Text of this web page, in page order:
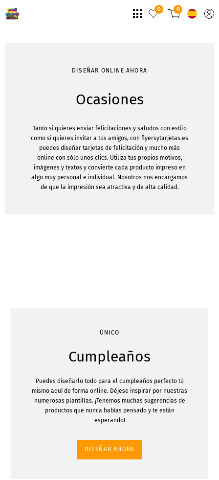
0 0
DISEÑAR ONLINE AHORA
Ocasiones
Tanto si quieres enviar felicitaciones y saludos con estilo
como si quieres invitar a tus amigos, con flyersytarjetas.es
puedes diseñar tarjetas de felicitación y mucho más
online con sólo unos clics. Utiliza tus propios motivos,
imágenes y textos y convierte cada producto impreso en
algo muy personal e individual. Nosotros nos encargamos
de que la impresión sea atractiva y de alta calidad.
ÚNICO
Cumpleaños
Puedes diseñarlo todo para el cumpleaños perfecto tú
mismo aquí de forma online. Déjese inspirar por nuestras
numerosas plantillas. ¡Tenemos muchas sugerencias de
productos que nunca habías pensado y te están
esperando!
DISEÑAR AHORA